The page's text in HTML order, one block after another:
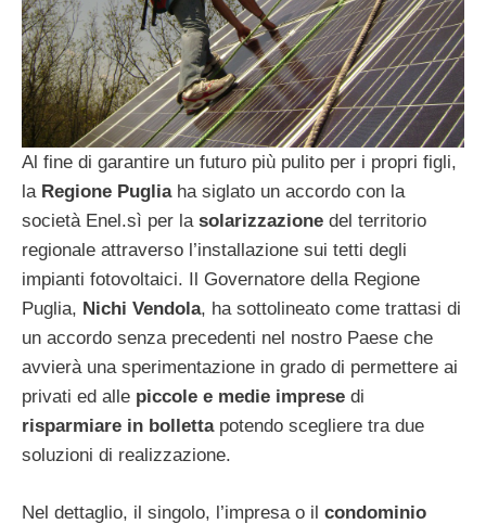
Al fine di garantire un futuro più pulito per i propri figli,
la Regione Pugliaha siglato un accordo con la
società Enel.sì per la solarizzazione del territorio
regionale attraverso l’installazione sui tetti degli
impianti fotovoltaici. Il Governatore della Regione
Puglia, Nichi Vendola, ha sottolineato come trattasi di
un accordo senza precedenti nel nostro Paese che
avvierà una sperimentazione in grado di permettere ai
privati ed alle piccole e medie imprese di
risparmiare in bollettapotendo scegliere tra due
soluzioni di realizzazione.
Nel dettaglio, il singolo, l’impresa o il condominio